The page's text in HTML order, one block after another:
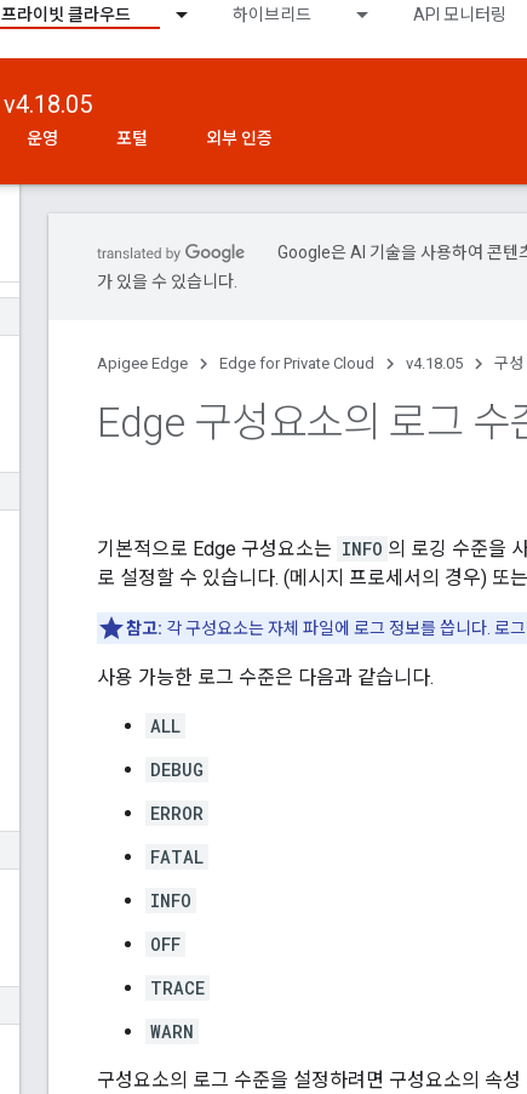
프라이빗 클라우드 하이브리드 API 모니터링
v4.18.05
운영 포털 외부 인증
Google은 AI 기술을 사용하여 콘텐
가 있을 수 있습니다.
Apigee Edge Edge for Private Cloud v4.18.05 구성
Edge 구성요소의 로그 수
기본적으로 Edge 구성요소는 INFO 의 로깅 수준을
로 설정할 수 있습니다. (메시지 프로세서의 경우) 또는
참고: 각 구성요소는 자체 파일에 로그 정보를 씁니다. 로
사용 가능한 로그 수준은 다음과 같습니다.
ALL
DEBUG
ERROR
FATAL
INFO
OFF
TRACE
WARN
구성요소의 로그 수준을 설정하려면 구성요소의 속